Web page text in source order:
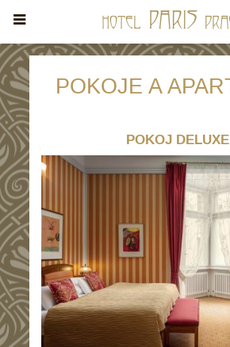
POKOJE A
POKOJ DELUXE